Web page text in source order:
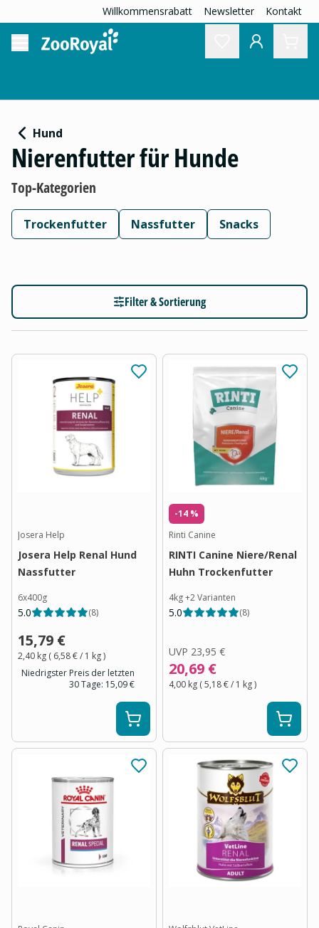
Willkommensrabatt Newsletter Kontakt
Hund
Nierenfutter für Hunde
Top-Kategorien
Trockenfutter Nassfutter Snacks
Filter & Sortierung
Josera Help
Josera Help Renal Hund
Nassfutter
6x400g
5.0 (8)
15,79 €
2,40 kg ( 6,58 €/ 1 kg)
Niedrigster Preis der letzten
30 Tage: 15,09 €
-14 %
Rinti Canine
RINTI Canine Niere/Renal
Huhn Trockenfutter
4kg+2Varianten
5.0 (8)
UVP 23,95 €
20,69 €
4,00 kg (5,18 €/ 1 kg)